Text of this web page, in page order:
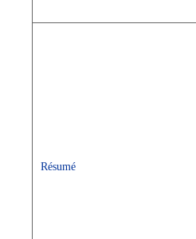
Résumé